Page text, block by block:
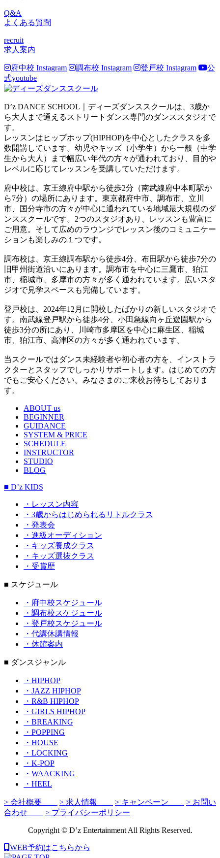
Q&A
よくある質問
recruit
求人案内
府中校 Instagram 調布校 Instagram 登戸校 Instagram
公
式youtube
D’z DANCE SCHOOL｜ディーズダンススクールは、3歳か
ら大人まで通えるストリートダンス専門のダンススタジオで
す。
レッスンはヒップホップ(HIPHOP)を中心としたクラスを多
数開講しています。幼児やキッズ（小学生）から一般（中学
生から大人）まで幅広い年代の方々が通われており、目的や
レベルに応じてレッスンを受講していただけます。
府中校は、京王線府中駅から徒歩2分（南武線府中本町駅か
ら7分）の場所にあります。東京都府中市、調布市、立川
市、国分寺市の方々が中心に通われている地域最大規模のダ
ンススクールです。2つのスタジオあり、レッスンも豊富に
ご用意。そして広めのラウンジでレッスン後のコミュニケー
ションも楽しみの１つです。
調布校は、京王線調布駅から徒歩4分、布田駅から徒歩7分の
旧甲州街道沿いにあります。調布市を中心に三鷹市、狛江
市、稲城市、多摩市の方々が多く通われています。広いスタ
ジオで見学スペースも完備しています。
登戸校は、2024年12月に開校したばかりの新しいスタジオで
す。南武線登戸駅から徒歩4分、小田急線向ヶ丘遊園駅から
徒歩3分の所にあり、川崎市多摩区を中心に麻生区、稲城
市、狛江市、高津区の方々が多く通われています。
当スクールではダンス未経験者や初心者の方を、インストラ
クターとスタッフでしっかりサポートします。はじめての方
でもご安心ください。みなさまのご来校お待ちしておりま
す。
ABOUT us
BEGINNER
GUIDANCE
SYSTEM & PRICE
SCHEDULE
INSTRUCTOR
STUDIO
BLOG
■ D’z KIDS
・レッスン内容
・3歳からはじめられるリトルクラス
・発表会
・進級オーディション
・キッズ養成クラス
・キッズ選抜クラス
・受賞歴
■ スケジュール
・府中校スケジュール
・調布校スケジュール
・登戸校スケジュール
・代講休講情報
・休館案内
■ ダンスジャンル
・HIPHOP
・JAZZ HIPHOP
・R&B HIPHOP
・GIRLS HIPHOP
・BREAKING
・POPPING
・HOUSE
・LOCKING
・K-POP
・WAACKING
・HEEL
> 会社概要 > 求人情報 > キャンペーン
> お問い
合わせ
> プライバシーポリシー
Copyright © D’z Entertainment All Rights Reserved.
WEB予約はこちらから